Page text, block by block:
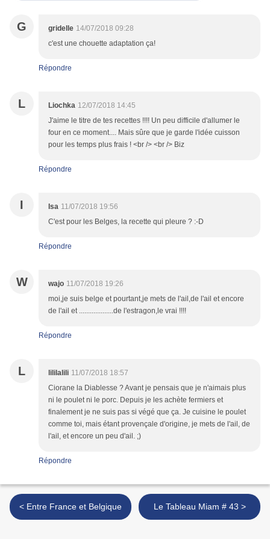
G gridelle 14/07/2018 09:28
c'est une chouette adaptation ça!
Répondre
L Liochka 12/07/2018 14:45
J'aime le titre de tes recettes !!!! Un peu difficile d'allumer le
four en ce moment.... Mais sûre que je garde l'idée cuisson
pour les temps plus frais ! <br /> <br /> Biz
Répondre
I Isa 11/07/2018 19:56
C'est pour les Belges, la recette qui pleure ? :-D
Répondre
W wajo 11/07/2018 19:26
moi,je suis belge et pourtant,je mets de l'ail,de l'ail et encore
de l'ail et ...................de l'estragon,le vrai !!!!
Répondre
L lililalili 11/07/2018 18:57
Ciorane la Diablesse ? Avant je pensais que je n'aimais plus
ni le poulet ni le porc. Depuis je les achète fermiers et
finalement je ne suis pas si végé que ça. Je cuisine le poulet
comme toi, mais étant provençale d'origine, je mets de l'ail, de
l'ail, et encore un peu d'ail. ;)
Répondre
< Entre France et Belgique Le Tableau Miam # 43 >